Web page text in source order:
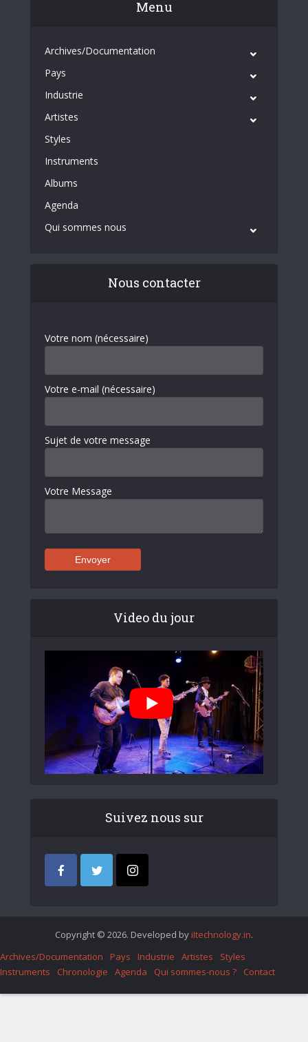
Menu
Archives/Documentation
Pays
Industrie
Artistes
Styles
Instruments
Albums
Agenda
Qui sommes nous
Nous contacter
Votre nom (nécessaire)
Votre e-mail (nécessaire)
Sujet de votre message
Votre Message
Video du jour
Suivez nous sur
Copyright © 2026. Developed by iItechnology.in.
Archives/Documentation
Pays Industrie Artistes
Styles
Instruments
Chronologie Agenda Qui sommes-nous ? Contact